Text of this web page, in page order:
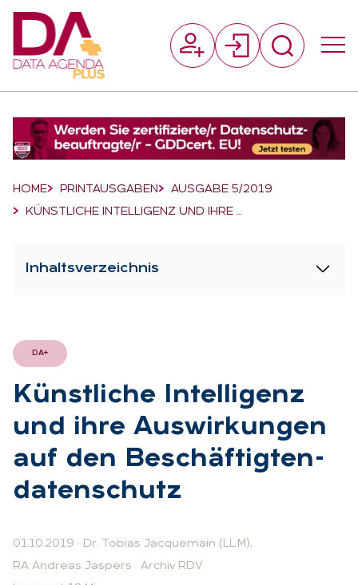
Breadcrumb-Navigation
HOME PRINTAUSGABEN
AUSGABE 5/2019
KÜNSTLICHE INTELLIGENZ UND IHRE …
Inhaltsverzeichnis
DA+
Künst­li­che In­tel­li­genz
und ihre Aus­wir­kun­gen
auf den Be­schäf­tig­ten­
da­ten­schutz
01.10.2019 · Dr. Tobias Jacquemain (LL.M),
RA Andreas Jaspers · Archiv RDV